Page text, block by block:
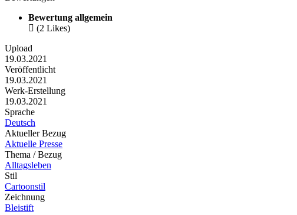
Bewertung allgemein
 (2 Likes)
Upload
19.03.2021
Veröffentlicht
19.03.2021
Werk-Erstellung
19.03.2021
Sprache
Deutsch
Aktueller Bezug
Aktuelle Presse
Thema / Bezug
Alltagsleben
Stil
Cartoonstil
Zeichnung
Bleistift